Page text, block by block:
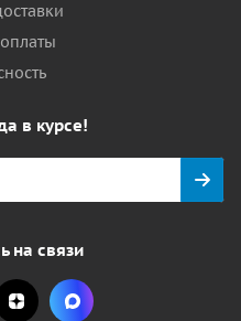
в курсе!
на связи